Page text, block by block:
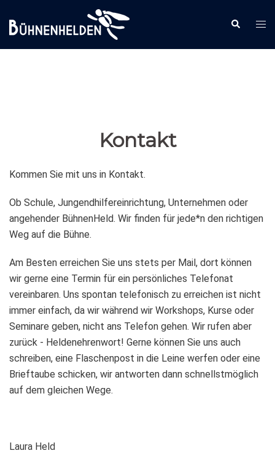
Inhalt
springen
Suche
Kontakt
Kommen Sie mit uns in Kontakt.
Ob Schule, Jungendhilfereinrichtung, Unternehmen oder
angehender BühnenHeld. Wir finden für jede*n den richtigen
Weg auf die Bühne.
Am Besten erreichen Sie uns stets per Mail, dort können
wir gerne eine Termin für ein persönliches Telefonat
vereinbaren. Uns spontan telefonisch zu erreichen ist nicht
immer einfach, da wir während wir Workshops, Kurse oder
Seminare geben, nicht ans Telefon gehen. Wir rufen aber
zurück - Heldenehrenwort! Gerne können Sie uns auch
schreiben, eine Flaschenpost in die Leine werfen oder eine
Brieftaube schicken, wir antworten dann schnellstmöglich
auf dem gleichen Wege.
Laura Held